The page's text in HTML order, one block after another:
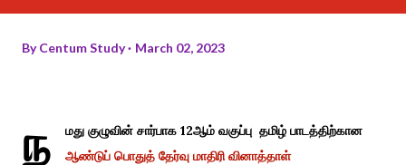
ByCentum Study March 02, 2023
ந
மது குழுவின் சார்பாக 12ஆம் வகுப்பு தமிழ் பாடத்திற்கான
ஆண்டுப் பொதுத் தேர்வு மாதிரி வினாத்தாள்